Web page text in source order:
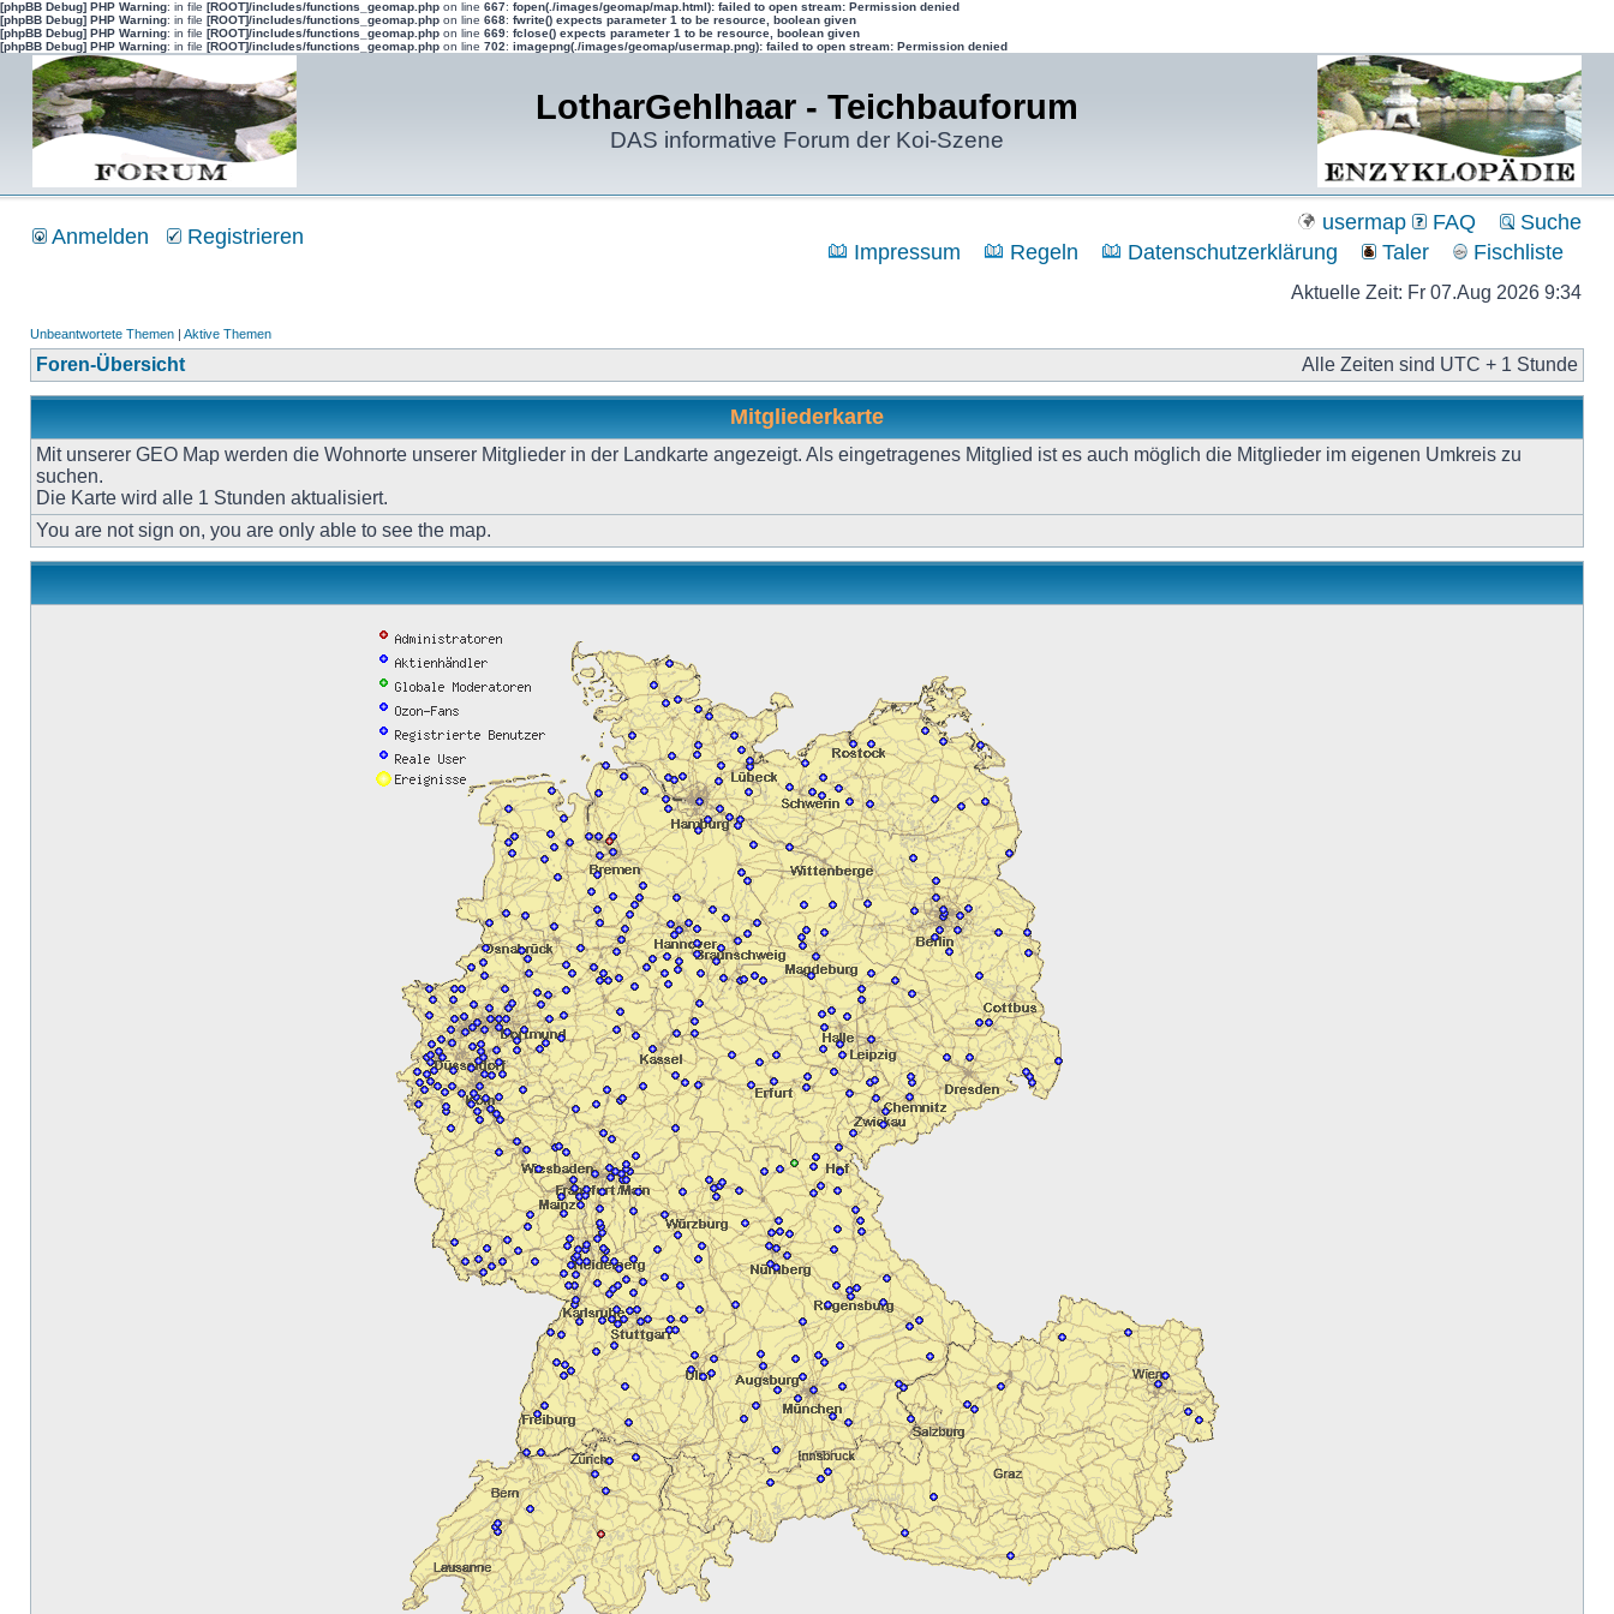
[phpBB Debug] PHP Warning: in file [ROOT]/includes/functions_geomap.php on line 667: fopen(./images/geomap/map.html): failed to open stream: Permission denied
[phpBB Debug] PHP Warning: in file [ROOT]/includes/functions_geomap.php on line 668: fwrite() expects parameter 1 to be resource, boolean given
[phpBB Debug] PHP Warning: in file [ROOT]/includes/functions_geomap.php on line 669: fclose() expects parameter 1 to be resource, boolean given
[phpBB Debug] PHP Warning: in file [ROOT]/includes/functions_geomap.php on line 702: imagepng(./images/geomap/usermap.png): failed to open stream: Permission denied
LotharGehlhaar - Teichbauforum
DAS informative Forum der Koi-Szene
Anmelden Registrieren
usermap FAQ
Suche
Impressum
Regeln Datenschutzerklärung Taler Fischliste
Aktuelle Zeit: Fr 07.Aug 2026 9:34
Unbeantwortete Themen | Aktive Themen
Foren-Übersicht Alle Zeiten sind UTC + 1 Stunde
Mitgliederkarte
Mit unserer GEO Map werden die Wohnorte unserer Mitglieder in der Landkarte angezeigt. Als eingetragenes Mitglied ist es auch möglich die Mitglieder im eigenen Umkreis zu
suchen.
Die Karte wird alle 1 Stunden aktualisiert.
You are not sign on, you are only able to see the map.